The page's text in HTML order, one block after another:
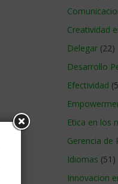
Creatividad
Delegar (22)
Desarrollo
Efectividad
Etica en los
Gerencia de
Idiomas (51)
Innovacion